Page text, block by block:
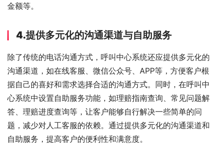
金额等。
4.提供多元化的沟通渠道与自助服务
除了传统的电话沟通方式，呼叫中心系统还应提供多元化的
沟通渠道，如在线客服、微信公众号、APP等，方便客户根
据自己的喜好和需求选择合适的沟通方式。同时，在呼叫中
心系统中设置自助服务功能，如理赔指南查询、常见问题解
答、理赔进度查询等，让客户能够自行解决一些简单的问
题，减少对人工客服的依赖。通过提供多元化的沟通渠道和
自助服务，提高客户的便利性和满意度。